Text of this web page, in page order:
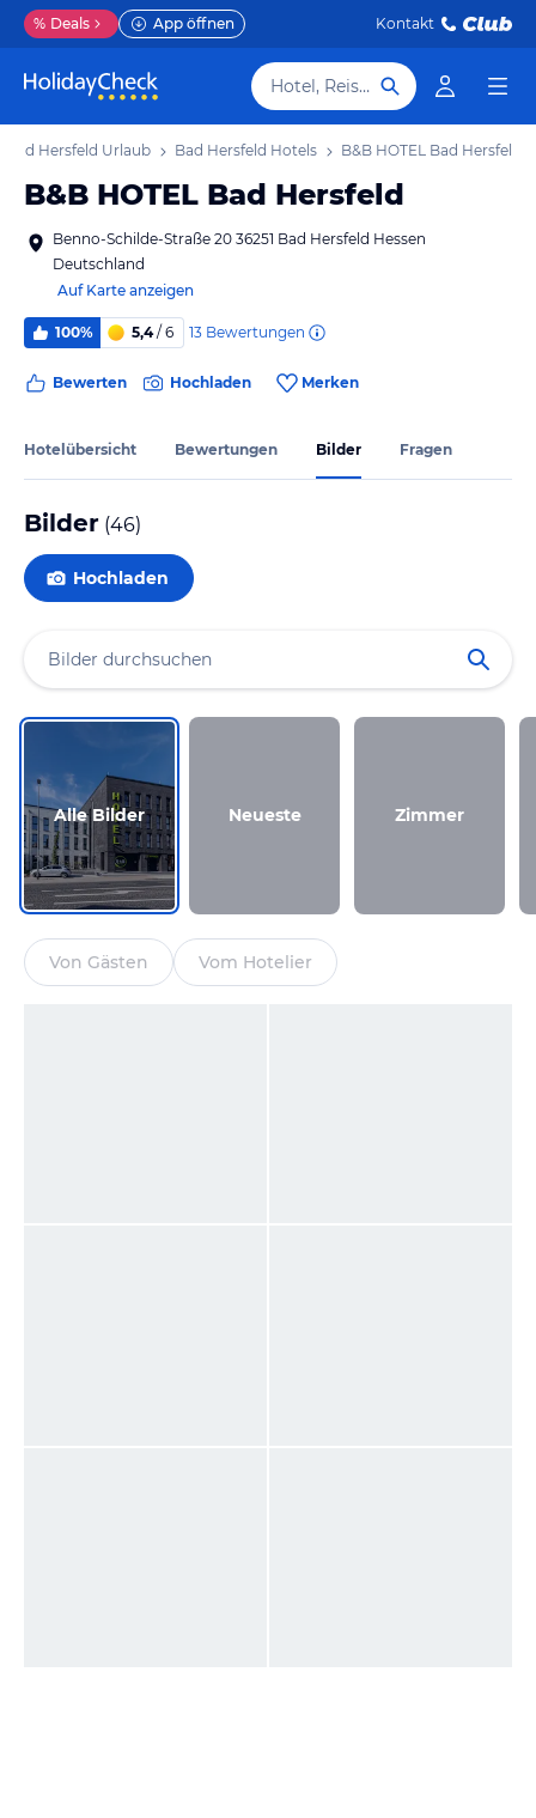
% Deals App öffnen Kontakt
Hotel, Reiseziel
Bad Hersfeld Urlaub Bad Hersfeld Hotels B&B HOTEL Bad Hersfeld
B&B HOTEL Bad Hersfeld
Benno-Schilde-Straße 20 36251 Bad Hersfeld Hessen
Deutschland
Auf Karte anzeigen
100% 5,4/ 6 13 Bewertungen
Bewerten Hochladen Merken
Hotelübersicht Bewertungen Bilder Fragen
Bilder (46)
Hochladen
Alle Bilder Neueste Zimmer
Von Gästen Vom Hotelier